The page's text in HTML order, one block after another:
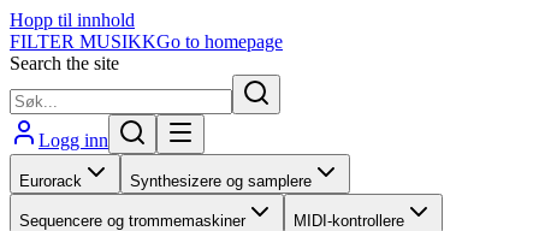
Hopp til innhold
FILTER MUSIKKGo to homepage
Search the site
Logg inn
Eurorack Synthesizere og samplere
Sequencere og trommemaskiner MIDI-kontrollere